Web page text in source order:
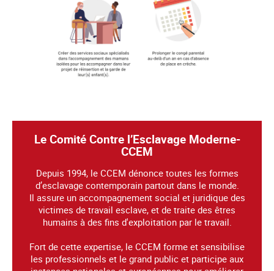
Le Comité Contre l’Esclavage Moderne-
CCEM
Depuis 1994, le CCEM dénonce toutes les formes
d’esclavage contemporain partout dans le monde.
Il assure un accompagnement social et juridique des
victimes de travail esclave, et de traite des êtres
humains à des fins d'exploitation par le travail.
Fort de cette expertise, le CCEM forme et sensibilise
les professionnels et le grand public et participe aux